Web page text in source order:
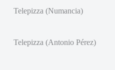
Telepizza (Numancia)
Telepizza (Antonio Pérez)